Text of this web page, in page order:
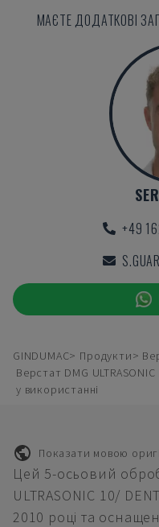
МАЄТЕ ДОДАТКОВІ
+49
GINDUMAC Продукти
Верстат DMG
у використанні
Показати мовою
Цей 5-осьовий
ULTRASONIC 10/
2010 році та